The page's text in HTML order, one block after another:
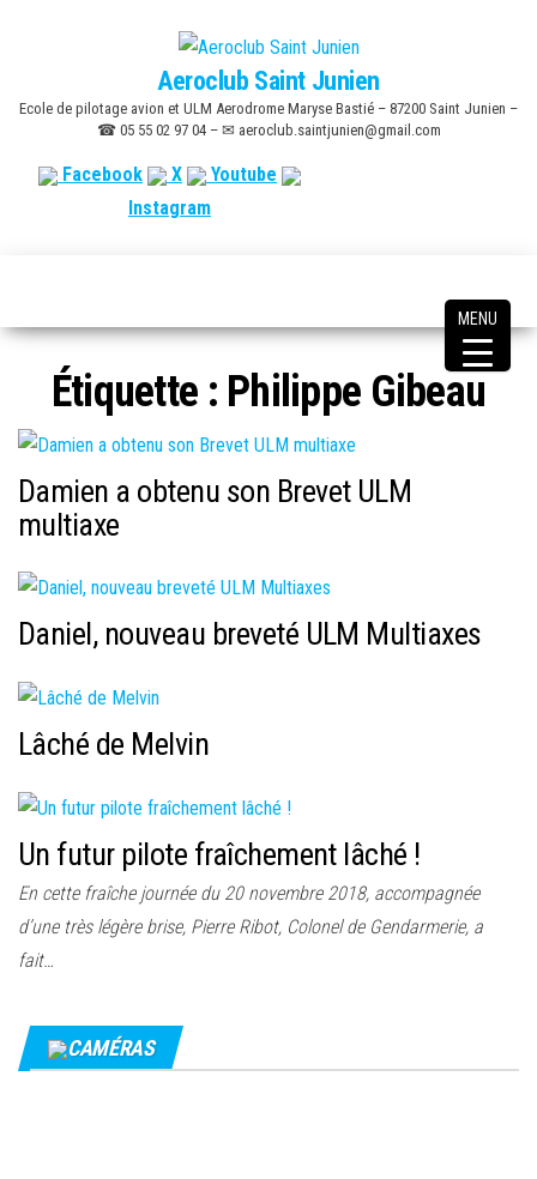
content
Aeroclub Saint Junien
Ecole de pilotage avion et ULM Aerodrome Maryse Bastié – 87200 Saint Junien –
☎ 05 55 02 97 04 – ✉ aeroclub.saintjunien@gmail.com
Facebook X
Youtube
Instagram
Étiquette : Philippe Gibeau
Damien a obtenu son Brevet ULM
multiaxe
Daniel, nouveau breveté ULM Multiaxes
Lâché de Melvin
Un futur pilote fraîchement lâché !
En cette fraîche journée du 20 novembre 2018, accompagnée
d’une très légère brise, Pierre Ribot, Colonel de Gendarmerie, a
fait…
CAMÉRAS
MENU